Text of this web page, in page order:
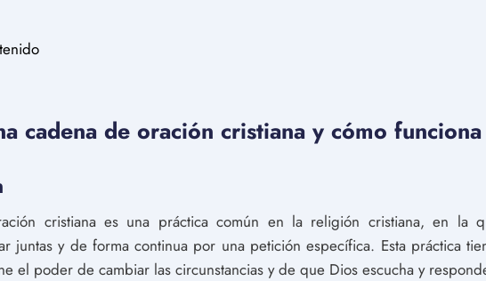
cadena de oración cristiana y cómo
cristiana es una práctica común en la religión cristiana, en la
juntas y de forma continua por una petición específica. Esta práctica
el poder de cambiar las circunstancias y de que Dios escucha y